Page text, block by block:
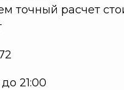
точный расчет
21:00